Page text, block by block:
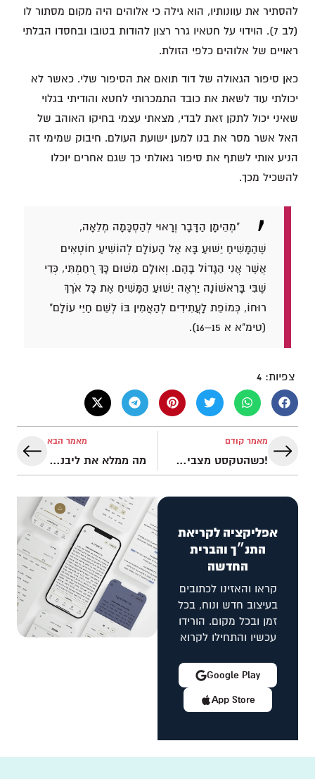
להסתיר את עוונותיו, הוא גילה כי אלוהים היה מקום מסתור לו
(לב 7). הוידוי על חטאיו גרר רצון להודות בטובו ובחסדו הבלתי
ראויים של אלוהים כלפי הזולת.
כאן סיפור הגאולה של דוד תואם את הסיפור שלי. כאשר לא
יכולתי עוד לשאת את כובד התמכרותי לחטא והודיתי בגלוי
שאיני יכול לתקן זאת לבדי, מצאתי עצמי בחיקו האוהב של
האל אשר מסר את בנו למען ישועת העולם. חיבוק שמימי זה
הניע אותי לשתף את סיפור גאולתי כך שגם אחרים יוכלו
להשכיל מכך.
"מְהֵימָן הַדָּבָר וְרָאוּי לְהַסְכָּמָה מְלֵאָה,
שֶׁהַמָּשִׁיחַ יֵשׁוּעַ בָּא אֶל הָעוֹלָם לְהוֹשִׁיעַ חוֹטְאִים
אֲשֶׁר אֲנִי הַגָּדוֹל בָּהֶם. וְאוּלָם מִשּׁוּם כָּךְ רֻחַמְתִּי, כְּדֵי
שֶׁבִּי בָּרִאשׁוֹנָה יַרְאֶה יֵשׁוּעַ הַמָּשִׁיחַ אֶת כָּל אֹרֶךְ
רוּחוֹ, כְּמוֹפֵת לָעֲתִידִים לְהַאֲמִין בּוֹ לְשֵׁם חַיֵּי עוֹלָם"
(טימ"א א 15–16).
צפיות: 4
מאמר קודם
!כשהטקסט מצביע קדימה
מאמר הבא
מה ממלא את ליבנו באמת?
אפליקציה לקריאת
התנ״ך והברית
החדשה
קראו והאזינו לכתובים
בעיצוב חדש ונוח, בכל
זמן ובכל מקום. הורידו
עכשיו והתחילו לקרוא
App Store
Google Play